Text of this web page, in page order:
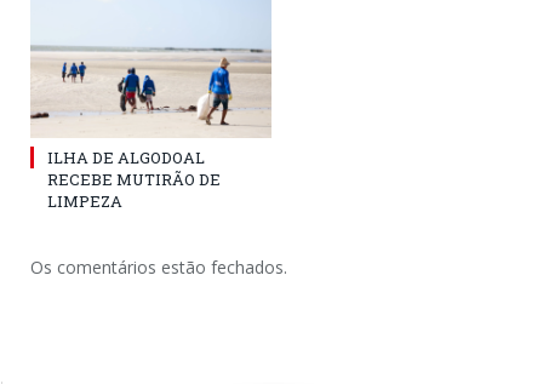
ILHA DE ALGODOAL
RECEBE MUTIRÃO DE
LIMPEZA
Os comentários estão fechados.